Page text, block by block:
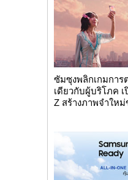
ซัมซุงพลิกเกมการ
เดียวกับผู้บริโภค
Z สร้างภาพจำใหม่